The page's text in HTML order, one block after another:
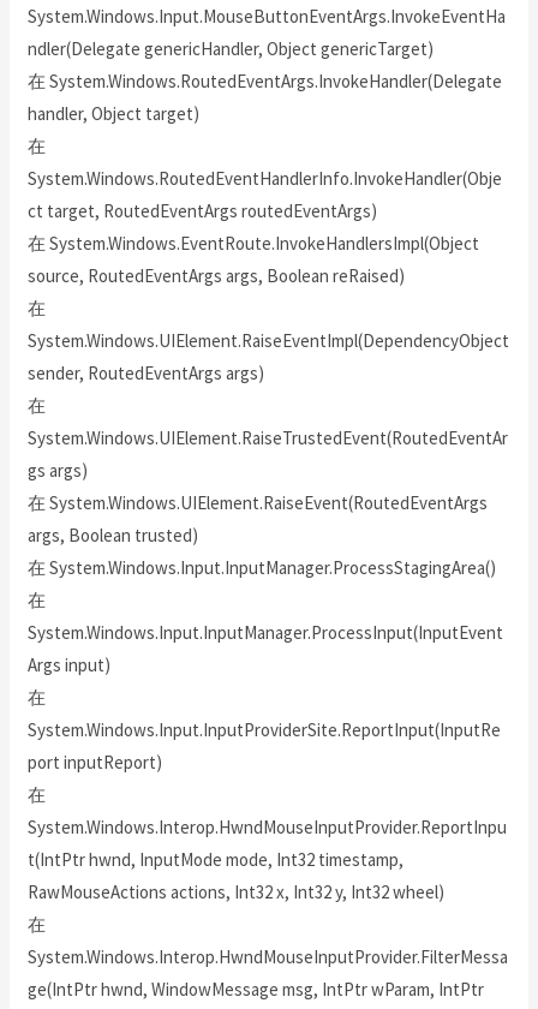
System.Windows.Input.MouseButtonEventArgs.InvokeEventHa
ndler(Delegate genericHandler, Object genericTarget)
在 System.Windows.RoutedEventArgs.InvokeHandler(Delegate
handler, Object target)
在
System.Windows.RoutedEventHandlerInfo.InvokeHandler(Obje
ct target, RoutedEventArgs routedEventArgs)
在 System.Windows.EventRoute.InvokeHandlersImpl(Object
source, RoutedEventArgs args, Boolean reRaised)
在
System.Windows.UIElement.RaiseEventImpl(DependencyObject
sender, RoutedEventArgs args)
在
System.Windows.UIElement.RaiseTrustedEvent(RoutedEventAr
gs args)
在 System.Windows.UIElement.RaiseEvent(RoutedEventArgs
args, Boolean trusted)
在 System.Windows.Input.InputManager.ProcessStagingArea()
在
System.Windows.Input.InputManager.ProcessInput(InputEvent
Args input)
在
System.Windows.Input.InputProviderSite.ReportInput(InputRe
port inputReport)
在
System.Windows.Interop.HwndMouseInputProvider.ReportInpu
t(IntPtr hwnd, InputMode mode, Int32 timestamp,
RawMouseActions actions, Int32 x, Int32 y, Int32 wheel)
在
System.Windows.Interop.HwndMouseInputProvider.FilterMessa
ge(IntPtr hwnd, WindowMessage msg, IntPtr wParam, IntPtr